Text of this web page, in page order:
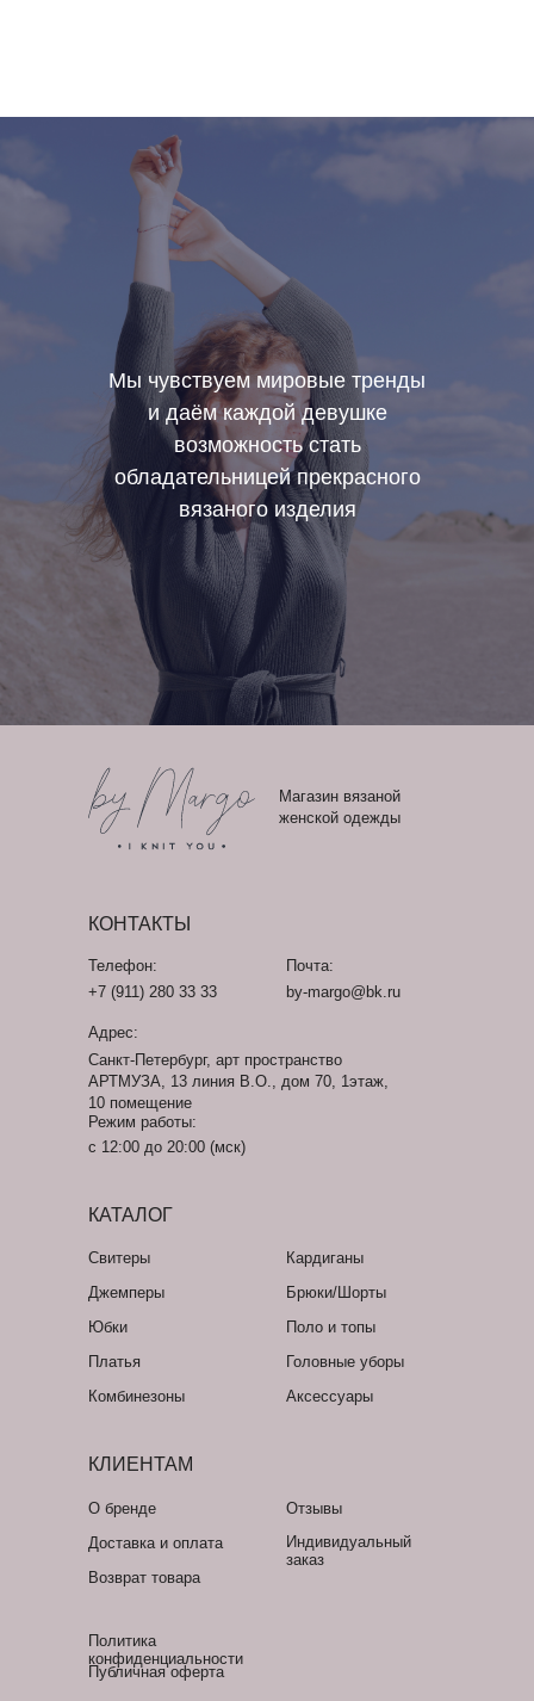
Мы чувствуем мировые тренды
и даём каждой девушке
возможность стать
обладательницей прекрасного
вязаного изделия
Магазин вязаной
женской одежды
Телефон:
+7 (911) 280 33 33
Адрес:
Санкт-Петербург, арт пространство
АРТМУЗА, 13 линия В.О., дом 70, 1этаж,
10 помещение
Почта:
by-margo@bk.ru
Режим работы:
с 12:00 до 20:00 (мск)
КОНТАКТЫ
КЛИЕНТАМ
Доставка и оплата
Возврат товара
Отзывы
Индивидуальный
заказ
О бренде
Политика
конфиденциальности
Публичная оферта
КАТАЛОГ
Свитеры
Джемперы
Кардиганы
Брюки/Шорты
Поло и топы
Головные уборы
Аксессуары
Платья
Комбинезоны
Юбки